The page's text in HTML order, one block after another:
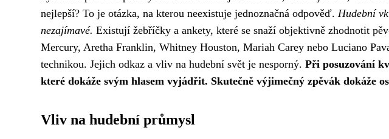
nejlepší? To je otázka, na kterou neexistuje jednoznačná odpověď. Hudební
nezajímavé. Existují žebříčky a ankety, které se snaží objektivně zhodnotit
Mercury, Aretha Franklin, Whitney Houston, Mariah Carey nebo Luciano
technikou. Jejich odkaz a vliv na hudební svět je nesporný. Při posuzování
které dokáže svým hlasem vyjádřit. Skutečně výjimečný zpěvák dokáže
Vliv na hudební průmysl